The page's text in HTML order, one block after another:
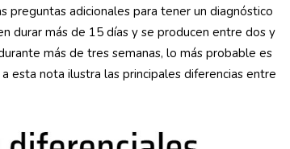
preguntas adicionales para tener un diagnóstico
durar más de 15 días y se producen entre dos y
más de tres semanas, lo más probable es
esta nota ilustra las principales diferencias entre